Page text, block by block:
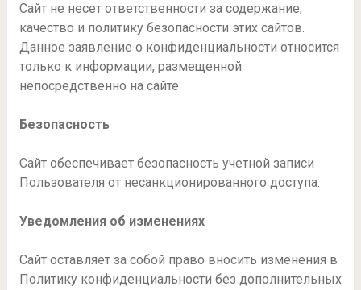
Сайт не несет ответственности за содержание,
качество и политику безопасности этих сайтов.
Данное заявление о конфиденциальности относится
только к информации, размещенной
непосредственно на сайте.
Безопасность
Сайт обеспечивает безопасность учетной записи
Пользователя от несанкционированного доступа.
Уведомления об изменениях
Сайт оставляет за собой право вносить изменения в
Политику конфиденциальности без дополнительных